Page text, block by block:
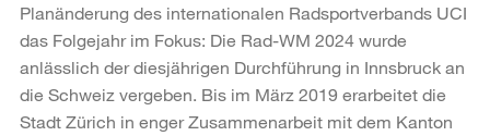
Planänderung des internationalen Radsportverbands UCI
das Folgejahr im Fokus: Die Rad-WM 2024 wurde
anlässlich der diesjährigen Durchführung in Innsbruck an
die Schweiz vergeben. Bis im März 2019 erarbeitet die
Stadt Zürich in enger Zusammenarbeit mit dem Kanton